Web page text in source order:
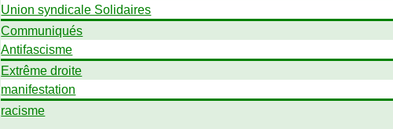
Union syndicale Solidaires
Communiqués
Antifascisme
Extrême droite
manifestation
racisme